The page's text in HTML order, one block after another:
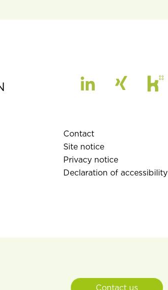
Contact
Site notice
Privacy notice
Declaration of accessibility
Contact us